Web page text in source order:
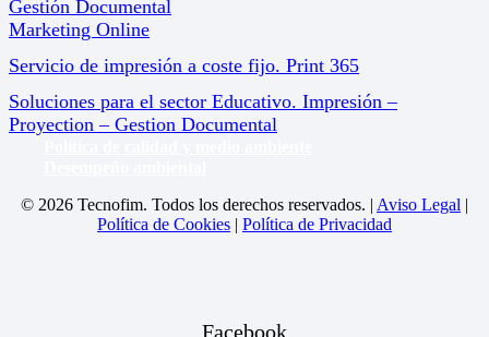
Gestión Documental
Marketing Online
Servicio de impresión a coste fijo. Print 365
Soluciones para el sector Educativo. Impresión –
Proyection – Gestion Documental
© 2026 Tecnofim. Todos los derechos reservados. | Aviso Legal |
Política de Cookies | Política de Privacidad
Facebook